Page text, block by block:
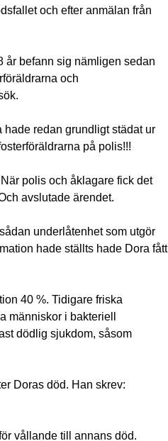
och efter anmälan från
år befann sig nämligen sedan
och
hade redan grundligt städat ur
på polis!!!
polis och åklagare fick det
avslutade ärendet.
underlåtenhet som utgör
hade ställts hade Dora fått
40 %. Tidigare friska
människor i bakteriell
dödlig sjukdom, såsom
Doras död. Han skrev:
vållande till annans död.